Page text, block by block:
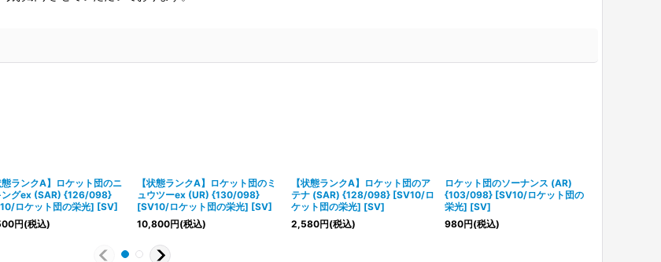
態ランクA】ロケット団のニ
ングex (SAR) {126/098}
ロケット団の栄光] [SV]
円(税込)
【状態ランクA】ロケット団のミ
ュウツーex (UR) {130/098}
[SV10/ロケット団の栄光] [SV]
10,800円(税込)
【状態ランクA】ロケット団のア
テナ (SAR) {128/098} [SV10/ロ
ケット団の栄光] [SV]
2,580円(税込)
ロケット団のソーナンス (AR)
{103/098} [SV10/ロケット団の
栄光] [SV]
980円(税込)